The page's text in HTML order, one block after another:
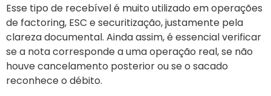
Esse tipo de recebível é muito utilizado em operações
de factoring, ESC e securitização, justamente pela
clareza documental. Ainda assim, é essencial verificar
se a nota corresponde a uma operação real, se não
houve cancelamento posterior ou se o sacado
reconhece o débito.